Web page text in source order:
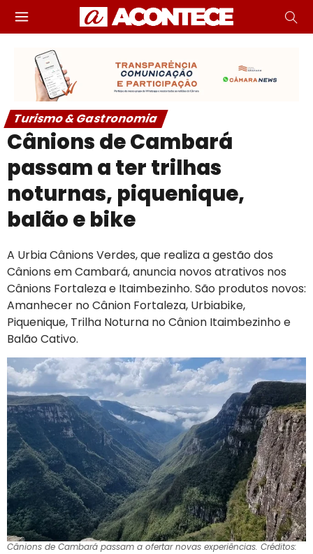
Turismo & Gastronomia
Cânions de Cambará
passam a ter trilhas
noturnas, piquenique,
balão e bike
A Urbia Cânions Verdes, que realiza a gestão dos
Cânions em Cambará, anuncia novos atrativos nos
Cânions Fortaleza e Itaimbezinho. São produtos novos:
Amanhecer no Cânion Fortaleza, Urbiabike,
Piquenique, Trilha Noturna no Cânion Itaimbezinho e
Balão Cativo.
Cânions de Cambará passam a ofertar novas experiências. Créditos: